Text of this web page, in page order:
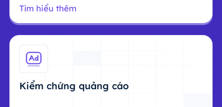
Tìm hiểu thêm
Kiểm chứng quảng cáo